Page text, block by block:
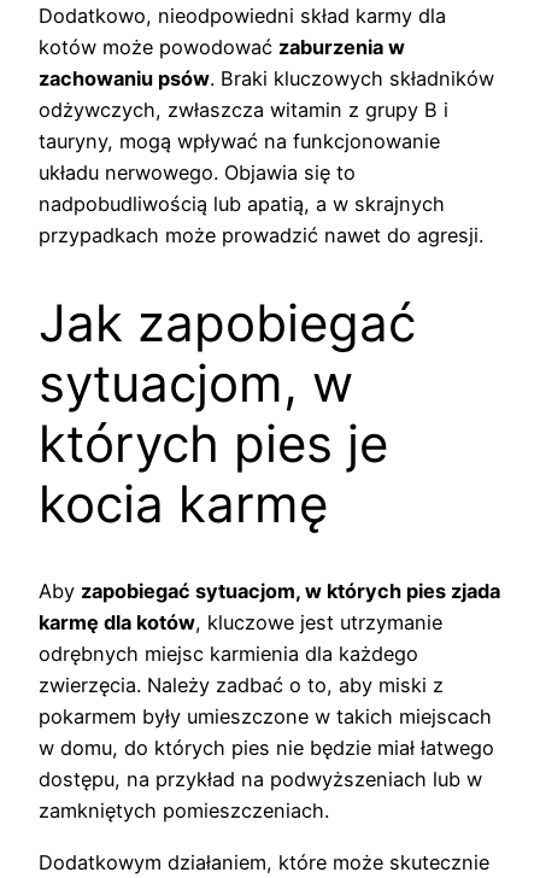
Dodatkowo, nieodpowiedni skład karmy dla
kotów może powodować zaburzenia w
zachowaniu psów. Braki kluczowych składników
odżywczych, zwłaszcza witamin z grupy B i
tauryny, mogą wpływać na funkcjonowanie
układu nerwowego. Objawia się to
nadpobudliwością lub apatią, a w skrajnych
przypadkach może prowadzić nawet do agresji.
Jak zapobiegać
sytuacjom, w
których pies je
kocia karmę
Aby zapobiegać sytuacjom, w których pies zjada
karmę dla kotów, kluczowe jest utrzymanie
odrębnych miejsc karmienia dla każdego
zwierzęcia. Należy zadbać o to, aby miski z
pokarmem były umieszczone w takich miejscach
w domu, do których pies nie będzie miał łatwego
dostępu, na przykład na podwyższeniach lub w
zamkniętych pomieszczeniach.
Dodatkowym działaniem, które może skutecznie